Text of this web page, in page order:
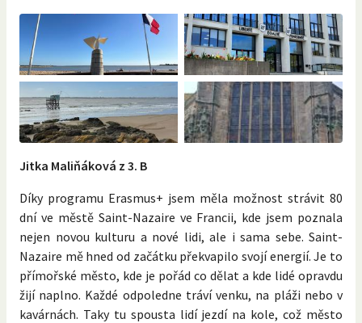
Jitka Maliňáková z 3. B
Díky programu Erasmus+ jsem měla možnost strávit 80
dní ve městě Saint-Nazaire ve Francii, kde jsem poznala
nejen novou kulturu a nové lidi, ale i sama sebe. Saint-
Nazaire mě hned od začátku překvapilo svojí energií. Je to
přímořské město, kde je pořád co dělat a kde lidé opravdu
žijí naplno. Každé odpoledne tráví venku, na pláži nebo v
kavárnách. Taky tu spousta lidí jezdí na kole, což město